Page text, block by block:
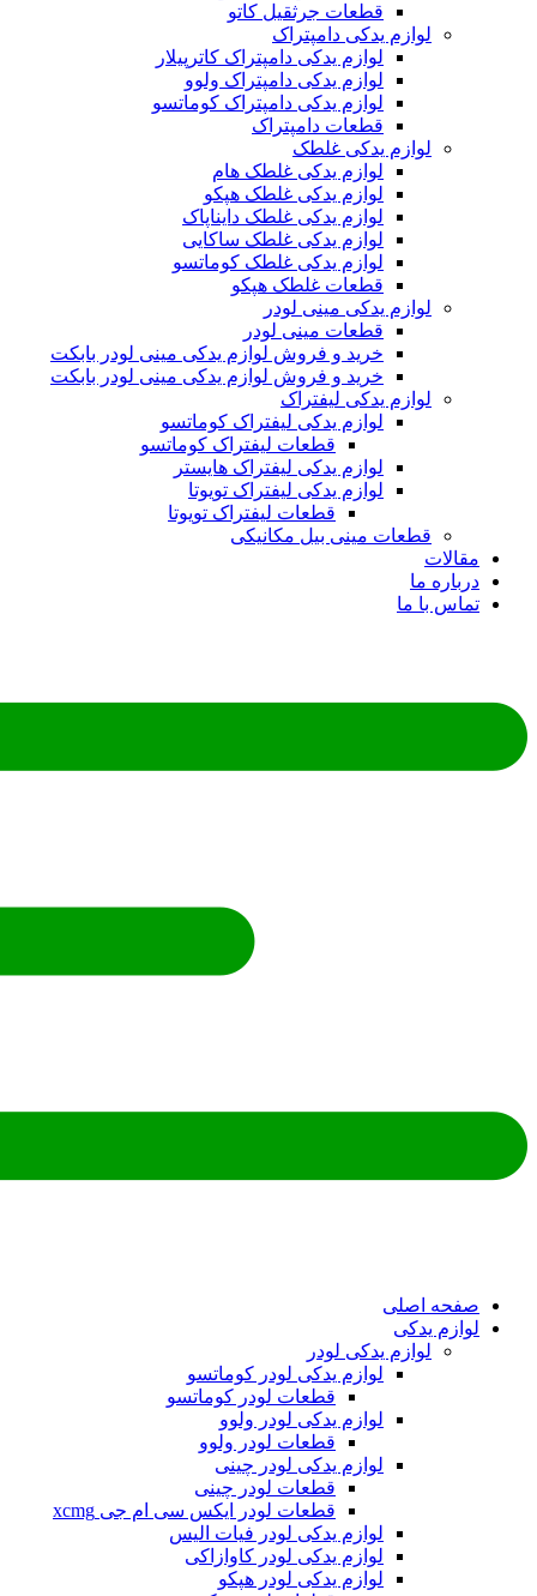
قطعات جرثقیل کاتو
لوازم یدکی دامپتراک
لوازم یدکی دامپتراک کاترپیلار
لوازم یدکی دامپتراک ولوو
لوازم یدکی دامپتراک کوماتسو
قطعات دامپتراک
لوازم یدکی غلطک
لوازم یدکی غلطک هام
لوازم یدکی غلطک هپکو
لوازم یدکی غلطک دایناپاک
لوازم یدکی غلطک ساکایی
لوازم یدکی غلطک کوماتسو
قطعات غلطک هپکو
لوازم یدکی مینی لودر
قطعات مینی لودر
خرید و فروش لوازم یدکی مینی لودر بابکت
خرید و فروش لوازم یدکی مینی لودر بابکت
لوازم یدکی لیفتراک
لوازم یدکی لیفتراک کوماتسو
قطعات لیفتراک کوماتسو
لوازم یدکی لیفتراک هایستر
لوازم یدکی لیفتراک تویوتا
قطعات لیفتراک تویوتا
قطعات مینی بیل مکانیکی
ما
با ما
اصلی
یدکی
لوازم یدکی لودر
لوازم یدکی لودر کوماتسو
قطعات لودر کوماتسو
لوازم یدکی لودر ولوو
قطعات لودر ولوو
لوازم یدکی لودر چینی
قطعات لودر چینی
قطعات لودر ایکس سی ام جی xcmg
لوازم یدکی لودر فیات الیس
لوازم یدکی لودر کاوازاکی
لوازم یدکی لودر هپکو